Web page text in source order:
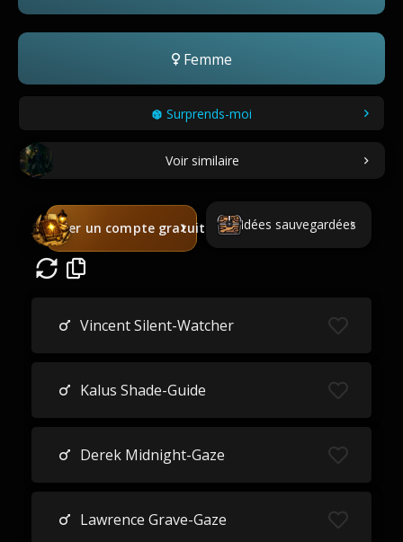
Femme
Surprends-moi
Voir similaire
Créer un compte gratuit Idées sauvegardées
Vincent Silent-Watcher
Kalus Shade-Guide
Derek Midnight-Gaze
Lawrence Grave-Gaze